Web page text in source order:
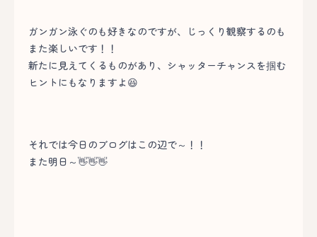
ガンガン泳ぐのも好きなのですが、じっくり観察するのも
また楽しいです！！
新たに見えてくるものがあり、シャッターチャンスを掴む
ヒントにもなりますよ😆
それでは今日のブログはこの辺で～！！
また明日～👋👋👋